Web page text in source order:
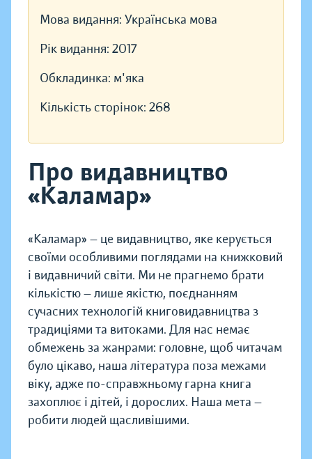
Мова видання: Українська мова
Рік видання: 2017
Обкладинка: м'яка
Кількість сторінок: 268
Про видавництво
«Каламар»
«Каламар» — це видавництво, яке керується
своїми особливими поглядами на книжковий
і видавничий світи. Ми не прагнемо брати
кількістю — лише якістю, поєднанням
сучасних технологій книговидавництва з
традиціями та витоками. Для нас немає
обмежень за жанрами: головне, щоб читачам
було цікаво, наша література поза межами
віку, адже по-справжньому гарна книга
захоплює і дітей, і дорослих. Наша мета —
робити людей щасливішими.